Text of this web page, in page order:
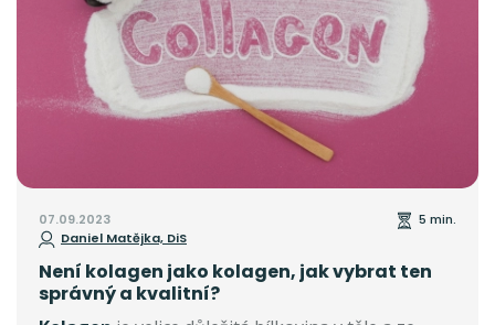
07.09.2023
Daniel Matějka, DiS
5 min.
Není kolagen jako kolagen, jak vybrat ten
správný a kvalitní?